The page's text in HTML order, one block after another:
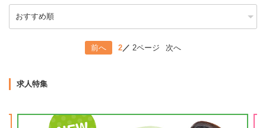
前へ 2 2ページ 次へ
求人特集